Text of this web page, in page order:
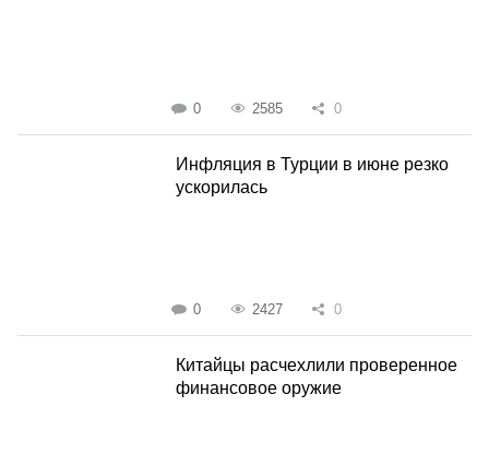
0 2585 0
Инфляция в Турции в июне резко
ускорилась
0 2427 0
Китайцы расчехлили проверенное
финансовое оружие